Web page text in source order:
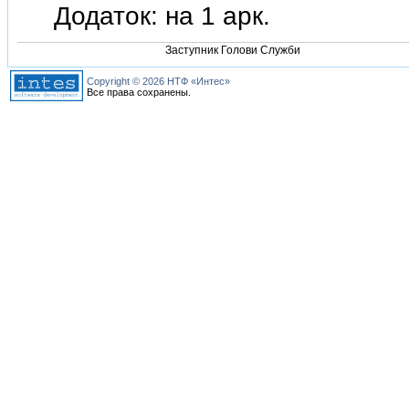
Додаток: на 1 арк.
Заступник Голови Служби
Copyright © 2026 НТФ «Интес»
Все права сохранены.